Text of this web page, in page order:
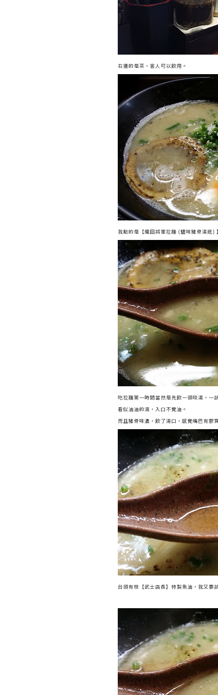
右邊的是茶，客人可以飲用。
我點的是【織田將軍拉麵 (鹽味豬骨湯底)
吃拉麵第一時間當然是先飲一頭啖湯，一
看似油油的湯，入口不覺油。
而且豬骨味濃，飲了湯口，感覺嘴巴有膠
台頭有枝【武士店長】特製魚油，我又要